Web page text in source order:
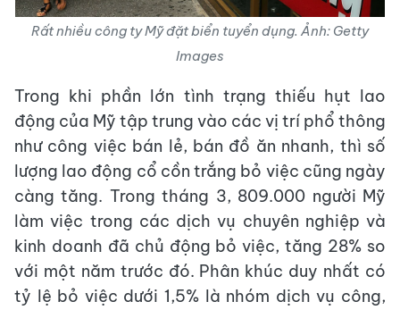
Rất nhiều công ty Mỹ đặt biển tuyển dụng. Ảnh: Getty
Images
Trong khi phần lớn tình trạng thiếu hụt lao
động của Mỹ tập trung vào các vị trí phổ thông
như công việc bán lẻ, bán đồ ăn nhanh, thì số
lượng lao động cổ cồn trắng bỏ việc cũng ngày
càng tăng. Trong tháng 3, 809.000 người Mỹ
làm việc trong các dịch vụ chuyên nghiệp và
kinh doanh đã chủ động bỏ việc, tăng 28% so
với một năm trước đó. Phân khúc duy nhất có
tỷ lệ bỏ việc dưới 1,5% là nhóm dịch vụ công,